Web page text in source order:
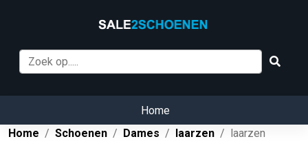
Home
Home
Schoenen Dames laarzen laarzen